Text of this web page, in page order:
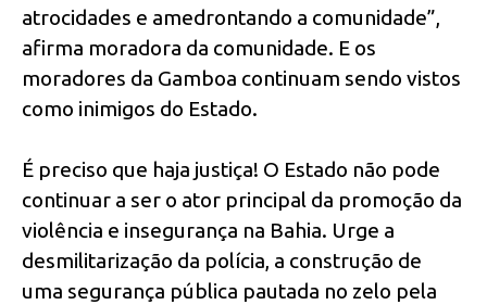
atrocidades e amedrontando a comunidade”,
afirma moradora da comunidade. E os
moradores da Gamboa continuam sendo vistos
como inimigos do Estado.
É preciso que haja justiça! O Estado não pode
continuar a ser o ator principal da promoção da
violência e insegurança na Bahia. Urge a
desmilitarização da polícia, a construção de
uma segurança pública pautada no zelo pela